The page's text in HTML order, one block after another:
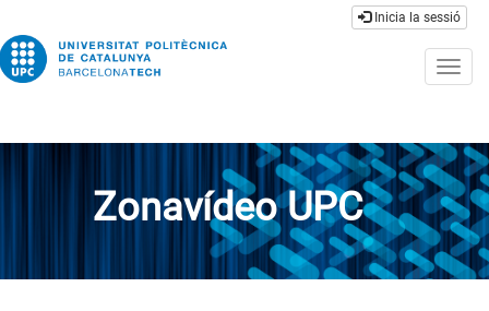
Inicia la sessió
Zonavídeo UPC